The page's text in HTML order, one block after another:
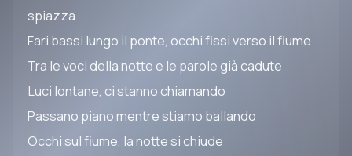
spiazza
Fari bassi lungo il ponte, occhi fissi verso il fiume
Tra le voci della notte e le parole già cadute
Luci lontane, ci stanno chiamando
Passano piano mentre stiamo ballando
Occhi sul fiume, la notte si chiude